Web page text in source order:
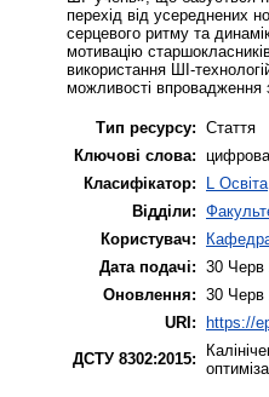
перехід від усереднених
серцевого ритму та
мотивацію
використання ШІ-
можливості впровадження
Тип ресурсу: Стаття
Ключові слова: цифрова
Класифікатор:
L Освіта
Відділи:
Користувач:
Дата подачі: 30 Черв
Оновлення: 30 Черв
URI: https://
ДСТУ 8302:2015: